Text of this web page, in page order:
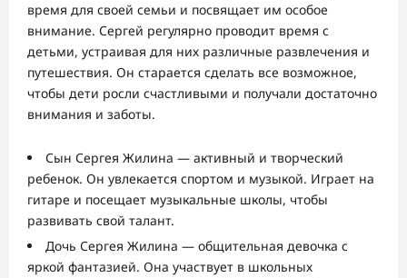
время для своей семьи и посвящает им особое
внимание. Сергей регулярно проводит время с
детьми, устраивая для них различные развлечения и
путешествия. Он старается сделать все возможное,
чтобы дети росли счастливыми и получали достаточно
внимания и заботы.
Сын Сергея Жилина — активный и творческий
ребенок. Он увлекается спортом и музыкой. Играет на
гитаре и посещает музыкальные школы, чтобы
развивать свой талант.
Дочь Сергея Жилина — общительная девочка с
яркой фантазией. Она участвует в школьных